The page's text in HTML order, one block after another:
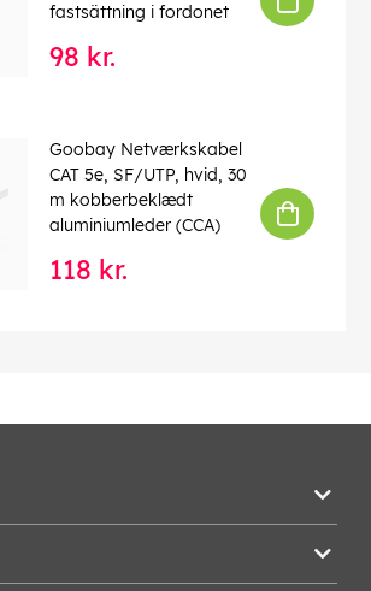
fastsättning i fordonet
98 kr.
Goobay Netværkskabel
CAT 5e, SF/UTP, hvid, 30
m kobberbeklædt
aluminiumleder (CCA)
118 kr.